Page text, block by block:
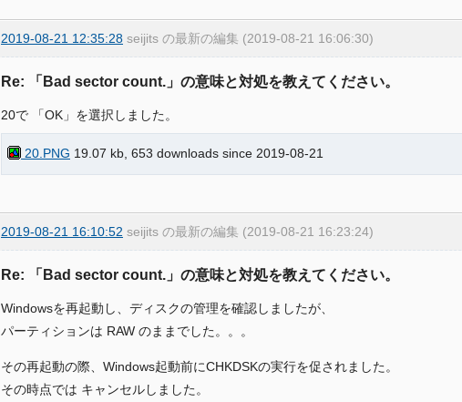
2019-08-21 12:35:28 seijits の最新の編集 (2019-08-21 16:06:30)
Re: 「Bad sector count.」の意味と対処を教えてください。
20で 「OK」を選択しました。
20.PNG 19.07 kb, 653 downloads since 2019-08-21
2019-08-21 16:10:52 seijits の最新の編集 (2019-08-21 16:23:24)
Re: 「Bad sector count.」の意味と対処を教えてください。
Windowsを再起動し、ディスクの管理を確認しましたが、
パーティションは RAW のままでした。。。
その再起動の際、Windows起動前にCHKDSKの実行を促されました。
その時点では キャンセルしました。